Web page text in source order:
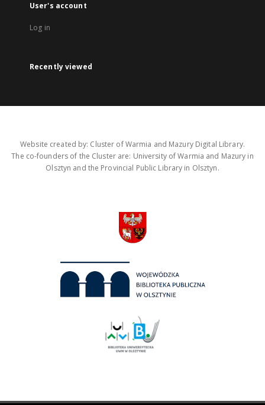
User's account
Log in
Recently viewed
Website created by: Cluster of Warmia and Mazury Digital Library.
The co-founders of the Cluster are: University of Warmia and Mazury in
Olsztyn and the Provincial Public Library in Olsztyn.